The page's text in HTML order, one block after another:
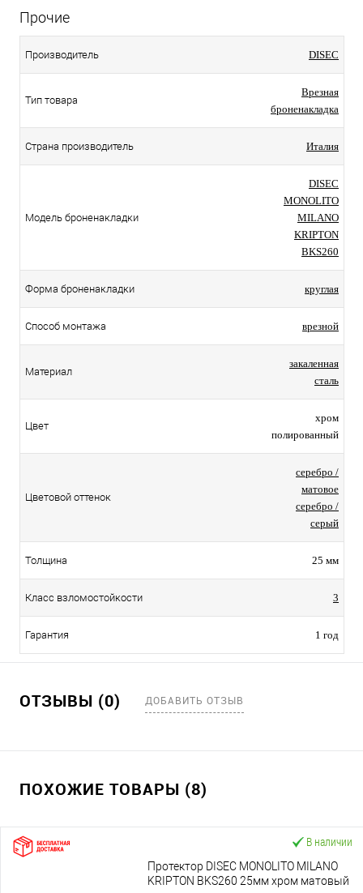
Прочие
Производитель DISEC
Тип товара
Врезная
броненакладка
Страна производитель Италия
Модель броненакладки
DISEC
MONOLITO
MILANO
KRIPTON
BKS260
Форма броненакладки круглая
Способ монтажа врезной
Материал
закаленная
сталь
Цвет
хром
полированный
Цветовой оттенок
серебро /
матовое
серебро /
серый
Толщина 25 мм
Класс взломостойкости 3
Гарантия 1 год
ОТЗЫВЫ (0) ДОБАВИТЬ ОТЗЫВ
ПОХОЖИЕ ТОВАРЫ (8)
В наличии
Протектор DISEC MONOLITO MILANO
KRIPTON BKS260 25мм хром матовый